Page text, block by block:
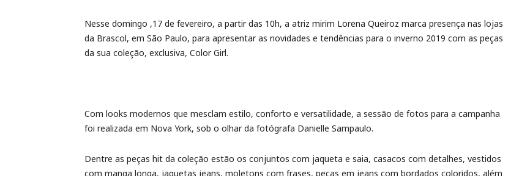
Nesse domingo ,17 de fevereiro, a partir das 10h, a atriz mirim Lorena Queiroz marca presença nas lojas
da Brascol, em São Paulo, para apresentar as novidades e tendências para o inverno 2019 com as peças
da sua coleção, exclusiva, Color Girl.
Com looks modernos que mesclam estilo, conforto e versatilidade, a sessão de fotos para a campanha
foi realizada em Nova York, sob o olhar da fotógrafa Danielle Sampaulo.
Dentre as peças hit da coleção estão os conjuntos com jaqueta e saia, casacos com detalhes, vestidos
com manga longa, jaquetas jeans, moletons com frases, peças em jeans com bordados coloridos, além